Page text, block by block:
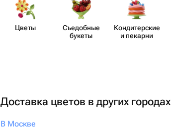
Цветы
Съедобные
букеты
Кондит​ерские
и пекарни
Доставка цветов в других городах
В Москве